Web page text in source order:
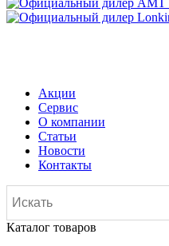
Акции
Сервис
О компании
Статьи
Новости
Контакты
Каталог товаров